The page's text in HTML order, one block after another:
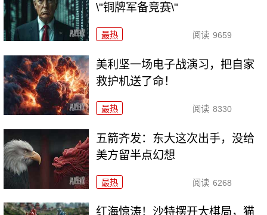
\"铜牌军备竞赛\"
最热 阅读 9659
美利坚一场电子战演习，把自家
救护机送了命！
最热 阅读 8330
五箭齐发：东大这次出手，没给
美方留半点幻想
最热 阅读 6268
红海惊涛！沙特摆开大棋局，猫